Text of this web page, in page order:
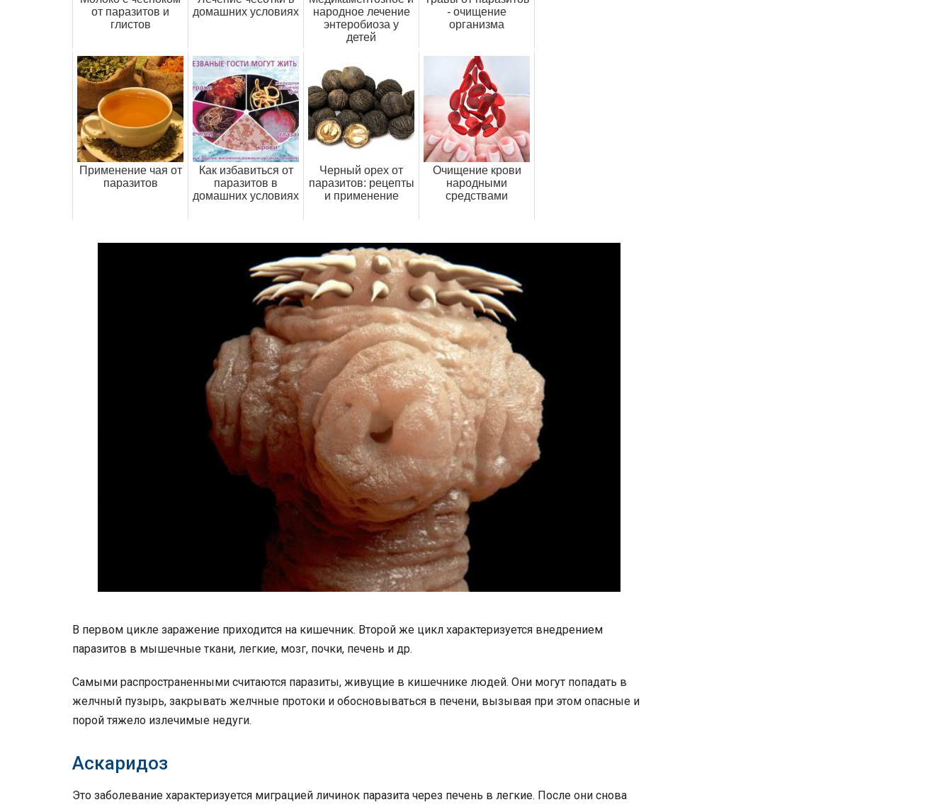
от паразитов и
глистов
домашних условиях
народное лечение
энтеробиоза у
детей
- очищение
организма
Применение чая от
паразитов
Как избавиться от
паразитов в
домашних условиях
Черный орех от
паразитов: рецепты
и применение
Очищение крови
народными
средствами
В первом цикле заражение приходится на кишечник. Второй же цикл характеризуется внедрением
паразитов в мышечные ткани, легкие, мозг, почки, печень и др.
Самыми распространенными считаются паразиты, живущие в кишечнике людей. Они могут попадать в
желчный пузырь, закрывать желчные протоки и обосновываться в печени, вызывая при этом опасные и
порой тяжело излечимые недуги.
Аскаридоз
Это заболевание характеризуется миграцией личинок паразита через печень в легкие. После они снова